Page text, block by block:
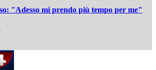
"Adesso mi prendo più tempo per me"